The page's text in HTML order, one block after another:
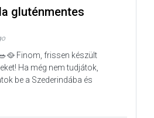
gluténmentes
Finom, frissen készült
Ha még nem tudjátok,
be a Szederindába és